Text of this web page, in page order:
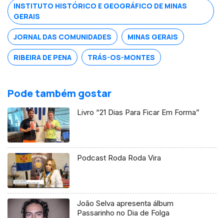
INSTITUTO HISTÓRICO E GEOGRÁFICO DE MINAS
GERAIS
JORNAL DAS COMUNIDADES MINAS GERAIS
RIBEIRA DE PENA TRÁS-OS-MONTES
Pode também gostar
Livro “21 Dias Para Ficar Em Forma”
Podcast Roda Roda Vira
João Selva apresenta álbum
Passarinho no Dia de Folga